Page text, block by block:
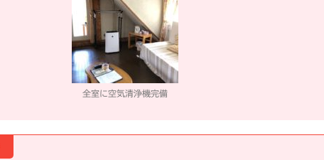
全室に空気清浄機完備